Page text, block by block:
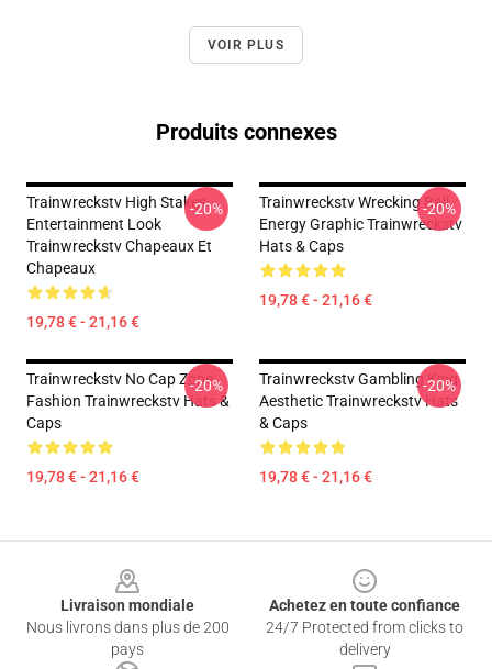
VOIR PLUS
Produits connexes
Trainwreckstv High Stakes
Entertainment Look
Trainwreckstv Chapeaux Et
Chapeaux
19,78 € - 21,16 €
-20%
Trainwreckstv Wrecking Ball
Energy Graphic Trainwreckstv
Hats & Caps
19,78 € - 21,16 €
-20%
Trainwreckstv No Cap Zone
Fashion Trainwreckstv Hats &
Caps
19,78 € - 21,16 €
-20%
Trainwreckstv Gambling King
Aesthetic Trainwreckstv Hats
& Caps
19,78 € - 21,16 €
-20%
Livraison mondiale
Nous livrons dans plus de 200
pays
Achetez en toute confiance
24/7 Protected from clicks to
delivery